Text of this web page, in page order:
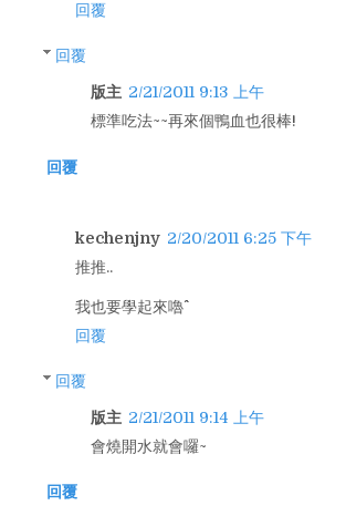
回覆
回覆
版主 2/21/2011 9:13 上午
標準吃法~~再來個鴨血也很棒!
回覆
kechenjny 2/20/2011 6:25 下午
推推..
我也要學起來嚕^^
回覆
回覆
版主 2/21/2011 9:14 上午
會燒開水就會囉~
回覆